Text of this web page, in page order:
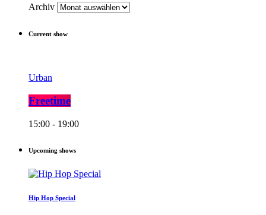
Archiv
Current show
Urban
Freetime
15:00 - 19:00
Upcoming shows
Hip Hop Special